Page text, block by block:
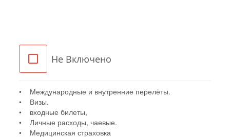
Не Включено
• Международные и внутренние перелёты.
• Визы.
• входные билеты,
• Личные расходы, чаевые.
• Медицинская страховка